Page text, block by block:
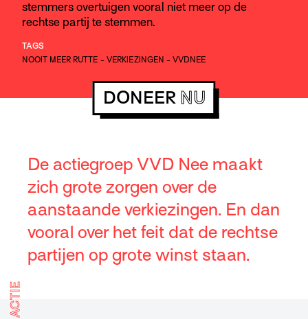
stemmers overtuigen vooral niet meer op de
rechtse partij te stemmen.
TAGS
NOOIT MEER RUTTE - VERKIEZINGEN - VVDNEE
DONEER NU
De actiegroep VVD Nee maakt
zich grote zorgen over de
aanstaande verkiezingen. En dan
vooral over het feit dat de rechtse
partijen op grote winst staan.
ACTIE